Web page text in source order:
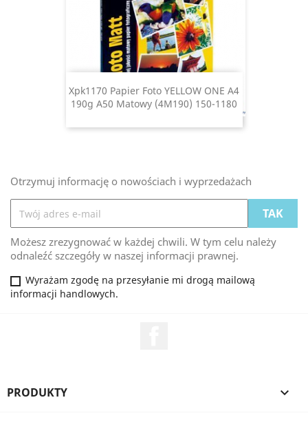
Xpk1170 Papier Foto YELLOW ONE A4
190g A50 Matowy (4M190) 150-1180
Otrzymuj informację o nowościach i wyprzedażach
Możesz zrezygnować w każdej chwili. W tym celu należy
odnaleźć szczegóły w naszej informacji prawnej.
Wyrażam zgodę na przesyłanie mi drogą mailową
informacji handlowych.
PRODUKTY 